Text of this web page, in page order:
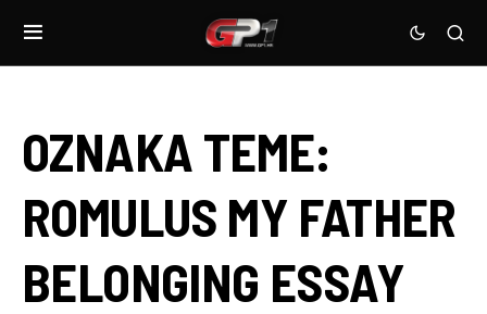
OZNAKA TEME:
ROMULUS MY FATHER
BELONGING ESSAY